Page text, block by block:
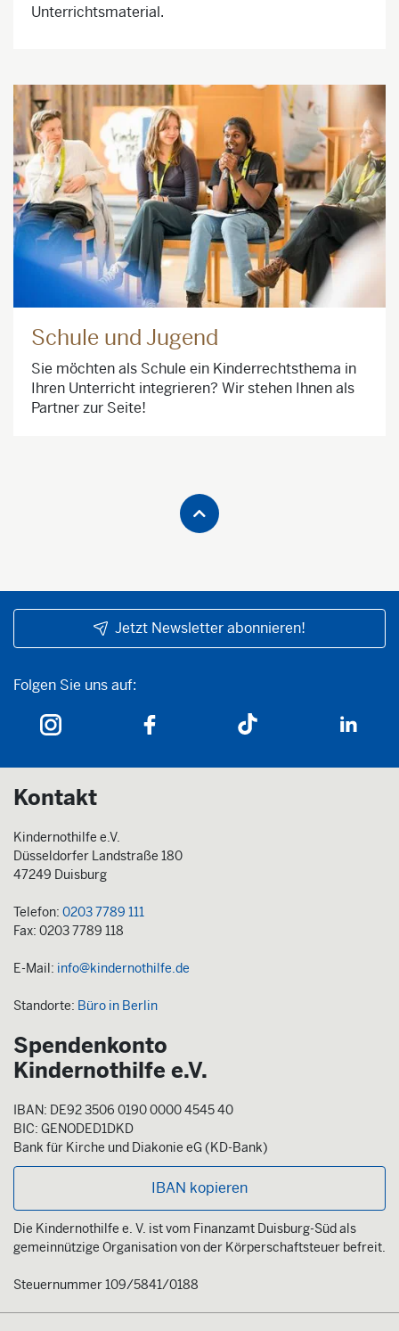
Unterrichtsmaterial.
Schule und Jugend
Sie möchten als Schule ein Kinderrechtsthema in
Ihren Unterricht integrieren? Wir stehen Ihnen als
Partner zur Seite!
Jetzt Newsletter abonnieren!
Folgen Sie uns auf:
Folgen Sie uns auf:
Kontakt
Kindernothilfe e.V.
Düsseldorfer Landstraße 180
47249 Duisburg
Telefon: 0203 7789 111
Fax: 0203 7789 118
E-Mail: info@kindernothilfe.de
Standorte: Büro in Berlin
Spendenkonto
Kindernothilfe e.V.
IBAN: DE92 3506 0190 0000 4545 40
BIC: GENODED1DKD
Bank für Kirche und Diakonie eG (KD-Bank)
IBAN kopieren
Die Kindernothilfe e. V. ist vom Finanzamt Duisburg-Süd als
gemeinnützige Organisation von der Körperschaftsteuer befreit.
Steuernummer 109/5841/0188